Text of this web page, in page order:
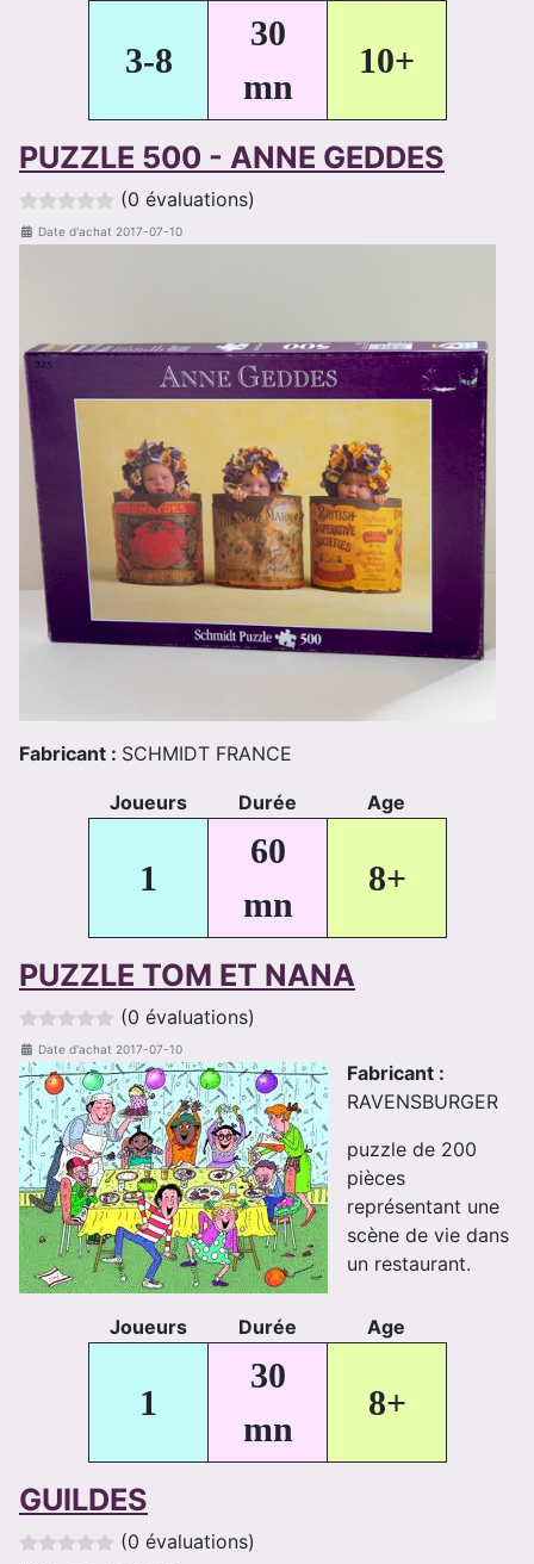
3-8
30
mn
10+
PUZZLE 500 - ANNE GEDDES
(0 évaluations)
Date d'achat 2017-07-10
Fabricant : SCHMIDT FRANCE
Joueurs Durée Age
1
60
mn
8+
PUZZLE TOM ET NANA
(0 évaluations)
Date d'achat 2017-07-10
Fabricant :
RAVENSBURGER
puzzle de 200
pièces
représentant une
scène de vie dans
un restaurant.
Joueurs Durée Age
1
30
mn
8+
GUILDES
(0 évaluations)